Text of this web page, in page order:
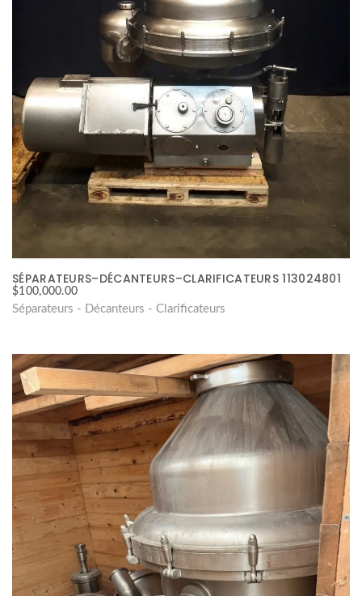
SÉPARATEURS–DÉCANTEURS–CLARIFICATEURS 113024801
$100,000.00
Séparateurs - Décanteurs - Clarificateurs